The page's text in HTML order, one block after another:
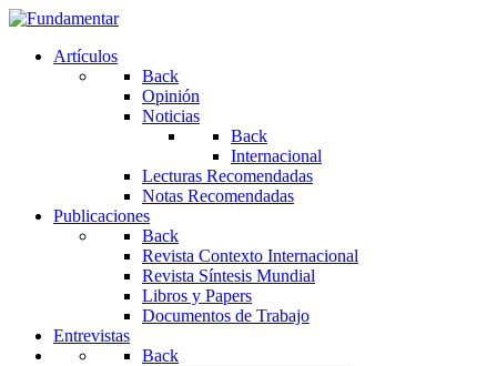
Artículos
Back
Opinión
Noticias
Back
Internacional
Lecturas Recomendadas
Notas Recomendadas
Publicaciones
Back
Revista Contexto Internacional
Revista Síntesis Mundial
Libros y Papers
Documentos de Trabajo
Entrevistas
Back